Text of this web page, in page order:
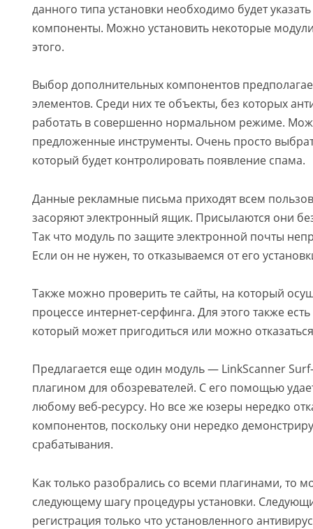
данного типа установки необходимо будет
компоненты. Можно установить некоторые модули
этого.
Выбор дополнительных компонентов
элементов. Среди них те объекты, без которых
работать в совершенно нормальном режиме.
предложенные инструменты. Очень просто
который будет контролировать появление спама.
Данные рекламные письма приходят всем
засоряют электронный ящик. Присылаются они
Так что модуль по защите электронной почты
Если он не нужен, то отказываемся от его
Также можно проверить те сайты, на который
процессе интернет-серфинга. Для этого также
который может пригодиться или можно
Предлагается еще один модуль — LinkScanner
плагином для обозревателей. С его помощью
любому веб-ресурсу. Но все же юзеры нередко
компонентов, поскольку они нередко
срабатывания.
Как только разобрались со всеми плагинами, то
следующему шагу процедуры установки.
регистрация только что установленного